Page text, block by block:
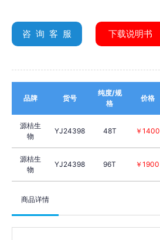
咨 询 客 服 下载说明书
品牌 货号
纯度/规
格
价格
源桔生
物
YJ24398 48T ￥1400
源桔生
物
YJ24398 96T ￥1900
商品详情